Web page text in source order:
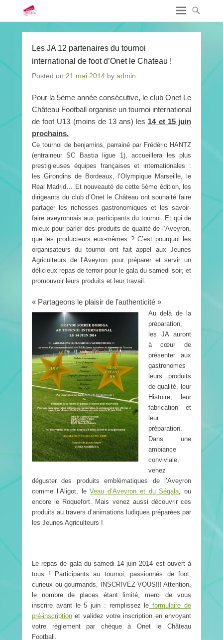
Les JA 12 partenaires du tournoi
international de foot d’Onet le Chateau !
Posted on 21 mai 2014 by admin
Pour la 5ème année consécutive, le club Onet Le
Château Football organise un tournoi international
de foot U13 (moins de 13 ans) les 14 et 15 juin
prochains.
Ce tournoi de benjamins, parrainé par Frédéric HANTZ
(entraineur SC Bastia ligue 1), accueillera les plus
prestigieuses équipes françaises et internationales :
les Girondins de Bordeaux, l’Olympique Marseille, le
Real Madrid… Et nouveauté de cette 5ème édition, les
dirigeants du club d’Onet le Château ont souhaité faire
partager les richesses gastronomiques et les savoir-
faire aveyronnais aux participants du tournoi. Et qui de
mieux pour parler des produits de qualité de l’Aveyron,
que les producteurs eux-mêmes ? C’est pourquoi les
organisateurs du tournoi ont fait appel aux Jeunes
Agriculteurs de l’Aveyron pour préparer et servir un
délicieux repas de terroir pour le gala du samedi soir, et
promouvoir leurs produits et leur travail.
« Partageons le plaisir de l’authenticité »
Au delà de la
préparation,
les JA auront
à cœur de
présenter aux
gastronomes
leurs produits
de qualité, leur
Histoire, leur
fabrication et
leur
préparation.
Dans une
ambiance
conviviale,
venez
déguster des produits emblématiques de l’Aveyron
comme l’Aligot, leVeau d’Aveyron et du Ségala, ou
encore le Roquefort. Mais venez aussi découvrir ces
produits au travers d’animations ludiques préparées par
les Jeunes Agriculteurs !
Le repas de gala du samedi 14 juin 2014 est ouvert à
tous ! Participants au tournoi, passionnés de foot,
curieux ou gourmands, INSCRIVEZ-VOUS!!! Attention,
le nombre de places étant limité, merci de vous
inscrire avant le 5 juin : remplissez le formulaire de
pré-inscription et validez votre inscription en envoyant
votre règlement par chèque à Onet le Château
Football.